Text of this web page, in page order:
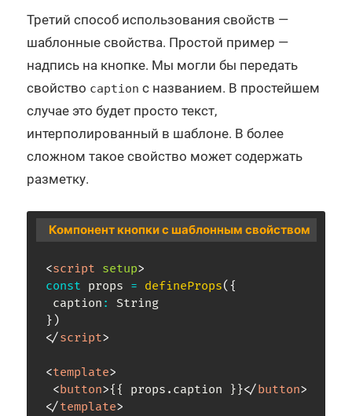
Третий способ использования свойств —
шаблонные свойства. Простой пример —
надпись на кнопке. Мы могли бы передать
свойство caption с названием. В простейшем
случае это будет просто текст,
интерполированный в шаблоне. В более
сложном такое свойство может содержать
разметку.
Компонент кнопки с шаблонным свойством
<script setup>
const props = defineProps( {
caption :
String
} )
</script>
<template>
<button>{{ props.caption }}</button>
</template>